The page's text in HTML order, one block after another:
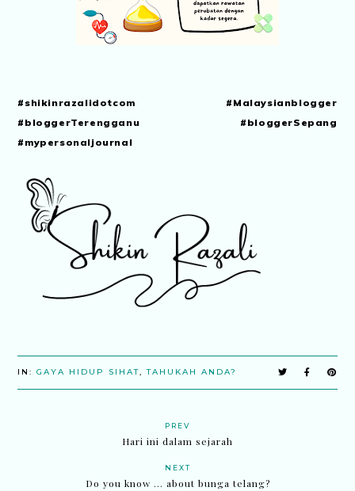
#shikinrazalidotcom #Malaysianblogger
#bloggerTerengganu #bloggerSepang
#mypersonaljournal
IN:GAYA HIDUP SIHAT,TAHUKAH ANDA?
PREV
Hari ini dalam sejarah
NEXT
Do you know ... about bunga telang?